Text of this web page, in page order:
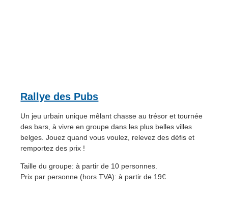
Rallye des Pubs
Un jeu urbain unique mêlant chasse au trésor et tournée
des bars, à vivre en groupe dans les plus belles villes
belges. Jouez quand vous voulez, relevez des défis et
remportez des prix !
Taille du groupe: à partir de 10 personnes.
Prix par personne (hors TVA): à partir de 19€